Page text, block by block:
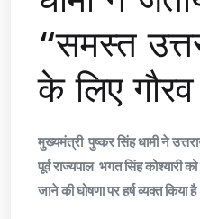
“समस्त
के लिए
मुख्यमंत्री पुष्कर सिंह धामी ने
पूर्व राज्यपाल भगत सिंह कोश्यारी
जाने की घोषणा पर हर्ष व्यक्त किया